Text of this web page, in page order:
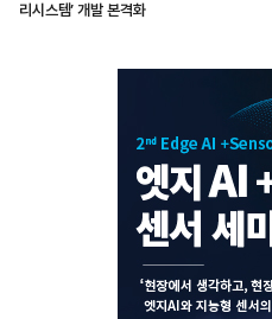
리시스템’ 개발 본격화